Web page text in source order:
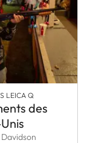
LEICA Q
des